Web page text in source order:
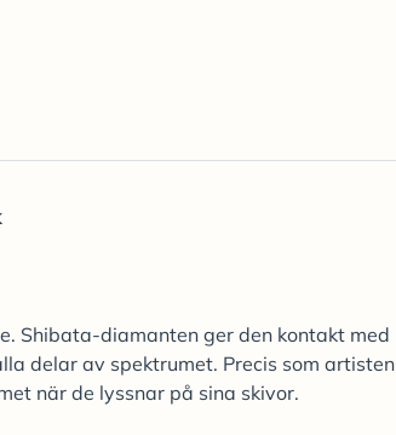
Shibata-diamanten ger den kontakt med
delar av spektrumet. Precis som artisten
när de lyssnar på sina skivor.